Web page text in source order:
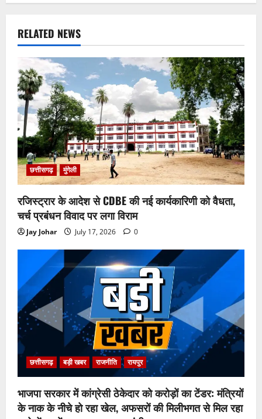
RELATED NEWS
छत्तीसगढ़ मुंगेली
रजिस्ट्रार के आदेश से CDBE की नई कार्यकारिणी को वैधता,
चर्च प्रबंधन विवाद पर लगा विराम
Jay Johar July 17, 2026 0
छत्तीसगढ़ बड़ी खबर राजनीति रायपुर
भाजपा सरकार में कांग्रेसी ठेकेदार को करोड़ों का टेंडर: मंत्रियों
के नाक के नीचे हो रहा खेल, अफसरों की मिलीभगत से मिल रहा